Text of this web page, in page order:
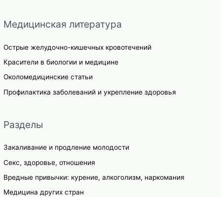
Медицинская литература
Острые желудочно-кишечных кровотечений
Красители в биологии и медицине
Околомедицинские статьи
Профилактика заболеваний и укрепление здоровья
Разделы
Закаливание и продление молодости
Секс, здоровье, отношения
Вредные привычки: курение, алкоголизм, наркомания
Медицина других стран